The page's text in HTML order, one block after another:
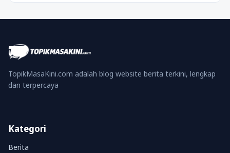
TopikMasaKini.com adalah blog website berita terkini, lengkap
dan terpercaya
Kategori
Berita